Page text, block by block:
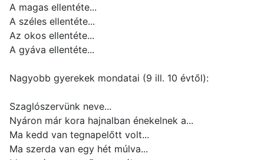
A magas ellentéte...
A széles ellentéte...
Az okos ellentéte...
A gyáva ellentéte...
Nagyobb gyerekek mondatai (9 ill. 10 évtől):
Szaglószervünk neve...
Nyáron már kora hajnalban énekelnek a...
Ma kedd van tegnapelőtt volt...
Ma szerda van egy hét múlva...